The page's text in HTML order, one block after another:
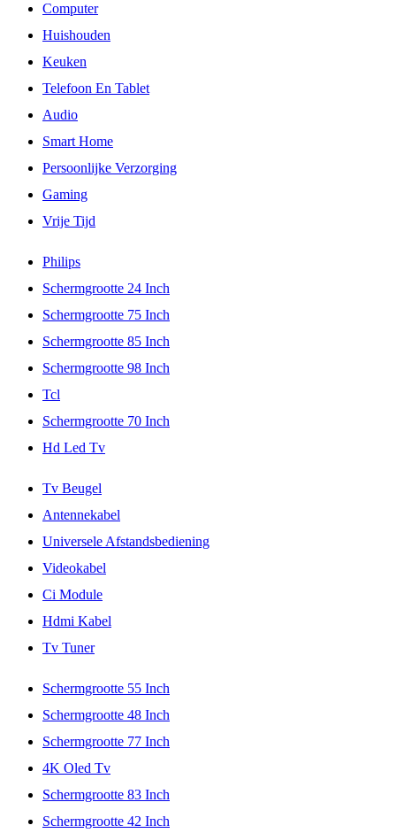
Computer
Huishouden
Keuken
Telefoon En Tablet
Audio
Smart Home
Persoonlijke Verzorging
Gaming
Vrije Tijd
Philips
Schermgrootte 24 Inch
Schermgrootte 75 Inch
Schermgrootte 85 Inch
Schermgrootte 98 Inch
Tcl
Schermgrootte 70 Inch
Hd Led Tv
Tv Beugel
Antennekabel
Universele Afstandsbediening
Videokabel
Ci Module
Hdmi Kabel
Tv Tuner
Schermgrootte 55 Inch
Schermgrootte 48 Inch
Schermgrootte 77 Inch
4K Oled Tv
Schermgrootte 83 Inch
Schermgrootte 42 Inch